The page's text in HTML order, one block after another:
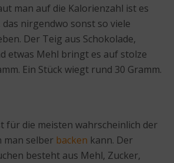
man auf die Kalorienzahl ist es
nirgendwo sonst so viele
Der Teig aus Schokolade,
etwas Mehl bringt es auf stolze
Ein Stück wiegt rund 30 Gramm.
für die meisten wahrscheinlich der
man selber backen kann. Der
besteht aus Mehl, Zucker,